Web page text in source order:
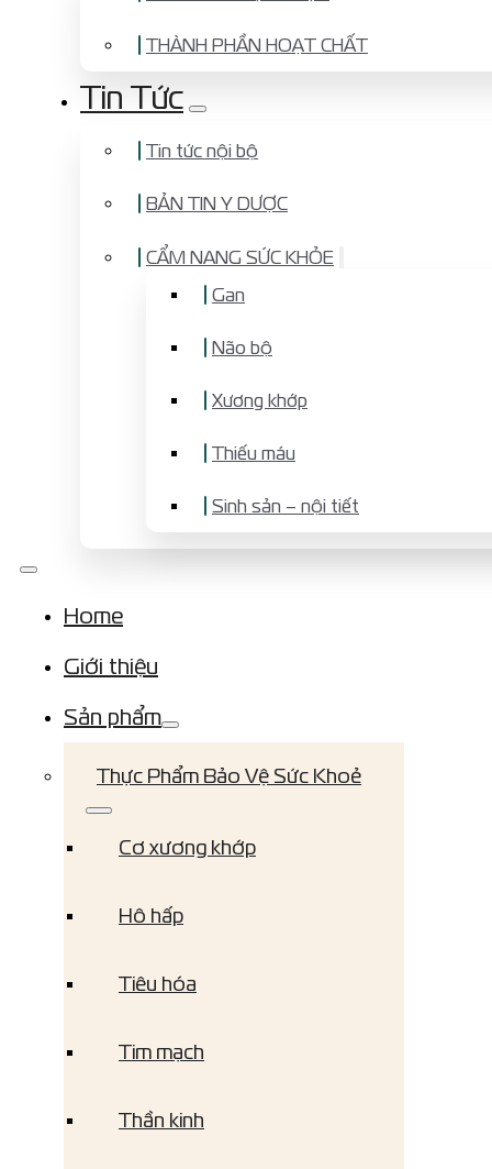
THÀNH PHẦN HOẠT CHẤT
Tin Tức
Tin tức nội bộ
BẢN TIN Y DƯỢC
CẨM NANG SỨC KHỎE
Gan
Não bộ
Xương khớp
Thiếu máu
Sinh sản – nội tiết
Home
Giới thiệu
Sản phẩm
Thực Phẩm Bảo Vệ Sức Khoẻ
Cơ xương khớp
Hô hấp
Tiêu hóa
Tim mạch
Thần kinh